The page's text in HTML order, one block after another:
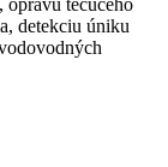
opravu tečúceho
detekciu úniku